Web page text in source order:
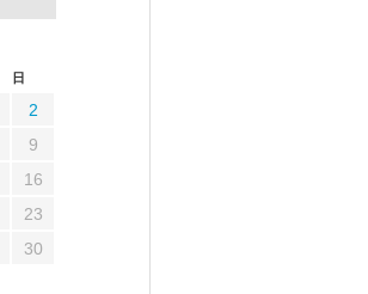
日
2
9
16
23
30